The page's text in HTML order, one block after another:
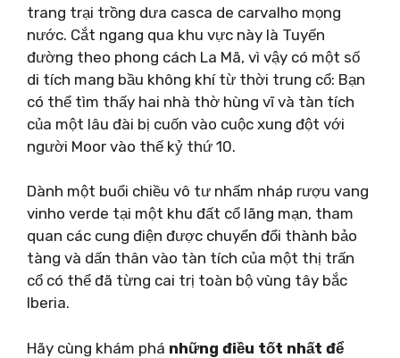
trang trại trồng dưa casca de carvalho mọng
nước. Cắt ngang qua khu vực này là Tuyến
đường theo phong cách La Mã, vì vậy có một số
di tích mang bầu không khí từ thời trung cổ: Bạn
có thể tìm thấy hai nhà thờ hùng vĩ và tàn tích
của một lâu đài bị cuốn vào cuộc xung đột với
người Moor vào thế kỷ thứ 10.
Dành một buổi chiều vô tư nhấm nháp rượu vang
vinho verde tại một khu đất cổ lãng mạn, tham
quan các cung điện được chuyển đổi thành bảo
tàng và dấn thân vào tàn tích của một thị trấn
cổ có thể đã từng cai trị toàn bộ vùng tây bắc
Iberia.
Hãy cùng khám phá những điều tốt nhất để